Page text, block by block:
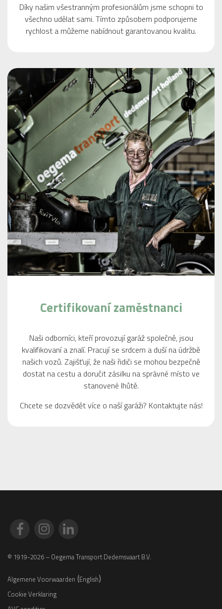
Díky našim všestranným profesionálům jsme schopni to
všechno udělat sami. Tímto způsobem podporujeme
rychlost a můžeme nabídnout garantovanou kvalitu.
Certifikovaní zaměstnanci
Naši odborníci, kteří provozují garáž společně, jsou
kvalifikovaní a znalí. Pracují se srdcem a duší na údržbě
našich vozů. Zajišťují, že naši řidiči se mohou bezpečně
dostat na cestu a doručit zásilku na správné místo ve
stanovené lhůtě.
Chcete se dozvědět více o naší garáži? Kontaktujte nás!
© 1919-2026 – Oegema Transport Dedemsvaart B.V.
Algemene Voorwaarden (English)
Cookie Verklaring